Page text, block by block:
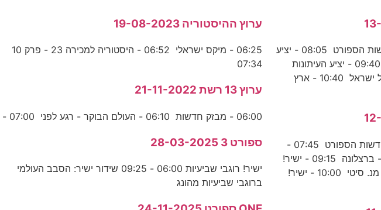
06:35 - יציע העיתונות 07:20 - חדשות הספורט 08:05 - יציע
העיתונות 08:55 - חדשות הספורט 09:40 - יציע העיתונות
09:55 - עולם הרכב: תכנית הרכב של ישראל 10:40 - ארץ
06:10 - חדשות הספורט 06:55 - חדשות הספורט 07:45 -
חדשות הספורט 08:35 - דורטמונד - ברצלונה 09:15 - ישיר!
מסיבת עיתונאים 09:40 - יובנטוס - מנ. סיטי 10:00 - ישיר!
ערוץ ההיסטוריה 19-08-2023
07:34
ערוץ 13 רשת 21-11-2022
06:00 - מבזק חדשות 06:10 - העולם הבוקר - רגע לפני 07:00 -
ספורט 3 28-03-2025
ישיר! רוגבי שביעיות 06:00 - 09:25 שידור ישיר: הסבב העולמי
ברוגבי שביעיות מהונג